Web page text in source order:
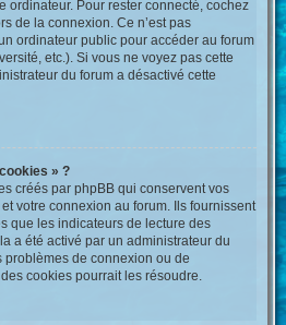
ordinateur. Pour rester connecté, cochez
de la connexion. Ce n’est pas
ordinateur public pour accéder au forum
etc.). Si vous ne voyez pas cette
du forum a désactivé cette
» ?
créés par phpBB qui conservent vos
votre connexion au forum. Ils fournissent
que les indicateurs de lecture des
a été activé par un administrateur du
problèmes de connexion ou de
cookies pourrait les résoudre.